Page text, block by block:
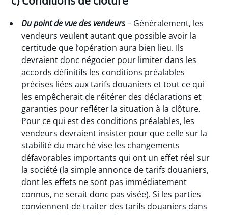
Du point de vue des vendeurs– Généralement, les
vendeurs veulent autant que possible avoir la
certitude que l’opération aura bien lieu. Ils
devraient donc négocier pour limiter dans les
accords définitifs les conditions préalables
précises liées aux tarifs douaniers et tout ce qui
les empêcherait de réitérer des déclarations et
garanties pour refléter la situation à la clôture.
Pour ce qui est des conditions préalables, les
vendeurs devraient insister pour que celle sur la
stabilité du marché vise les changements
défavorables importants qui ont un effet réel sur
la société (la simple annonce de tarifs douaniers,
dont les effets ne sont pas immédiatement
connus, ne serait donc pas visée). Si les parties
conviennent de traiter des tarifs douaniers dans